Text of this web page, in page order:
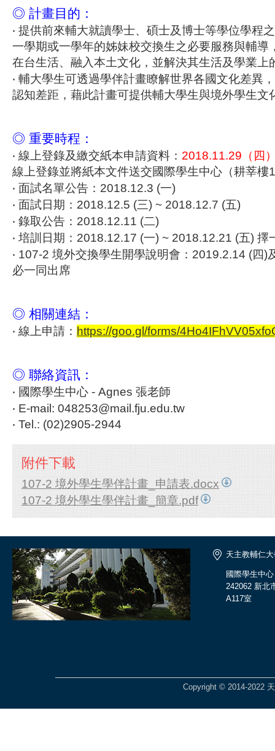
◎ 計畫目的：
‧ 提供前來輔大就讀學士、碩士及博士等學位學程
一學期或一學年的姊妹校交換生之必要服務與輔導
在台生活、融入本土文化，並解決其生活及學業上
‧ 輔大學生可透過學伴計畫瞭解世界各國文化差異
認知差距，藉此計畫可提供輔大學生與境外學生文
◎ 重要時程：
‧ 線上登錄及繳交紙本申請資料： 2018.11.29（四
線上登錄並將紙本文件送交國際學生中心（耕莘樓
‧ 面試名單公告：2018.12.3 (一)
‧ 面試日期：2018.12.5 (三) ~ 2018.12.7 (五)
‧ 錄取公告：2018.12.11 (二)
‧ 培訓日期：2018.12.17 (一) ~ 2018.12.21 (五) 擇
‧ 107-2 境外交換學生開學說明會：2019.2.14 (四)
必一同出席
◎ 相關連結：
‧ 線上申請： https://goo.gl/forms/
◎ 聯絡資訊：
‧ 國際學生中心 - Agnes 張老師
‧ E-mail: 048253@mail.fju.edu.tw
‧ Tel.: (02)2905-2944
附件下載
107-2 境外學生學伴計畫_申請表.docx
107-2 境外學生學伴計畫_簡章.pdf
天主教輔仁
國際學生中心
242062 新北
A117室
Copyright © 2014-2022